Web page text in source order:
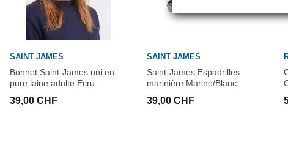
SAINT JAMES
Bonnet Saint-James uni en
pure laine adulte Ecru
39,00 CHF
SAINT JAMES
Saint-James Espadrilles
marinière Marine/Blanc
39,00 CHF